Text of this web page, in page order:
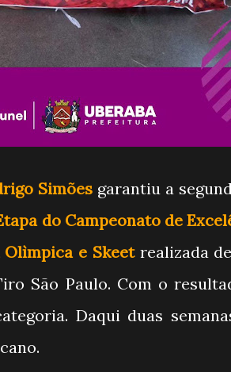
Simões garantiu a
do Campeonato de
e Skeetrealizada
São Paulo. Com o
Daqui duas